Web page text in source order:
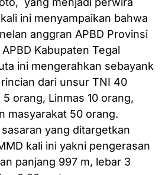
ini menyampaikan bahwa
anggran APBD Provinsi
Kabupaten Tegal
ini mengerahkan sebayank
dari unsur TNI 40
orang, Linmas 10 orang,
masyarakat 50 orang.
yang ditargetkan
kali ini yakni pengerasan
panjang 997 m, lebar 3